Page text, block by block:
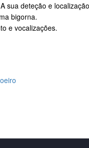
sua deteção e
bigorna.
e vocalizações.